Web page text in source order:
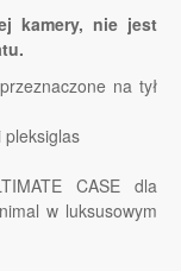
kamery, nie jest
na tył
pleksiglas
CASE dla
w luksusowym